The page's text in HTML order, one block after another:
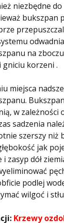
niezbędne
bukszpan
na
gniciu korzeni .
miejsca
w zależności
sadzenia
szerszy niż
jak
zasyp dół
podlej
wilgoć i
Krzewy